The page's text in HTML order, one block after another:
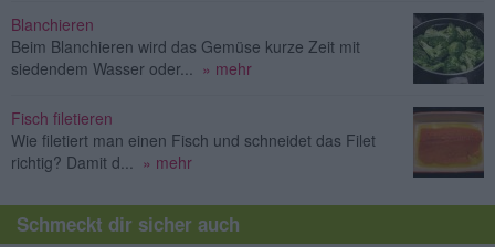
Blanchieren
Beim Blanchieren wird das Gemüse kurze Zeit mit
siedendem Wasser oder... » mehr
Fisch filetieren
Wie filetiert man einen Fisch und schneidet das Filet
richtig? Damit d... » mehr
Schmeckt dir sicher auch